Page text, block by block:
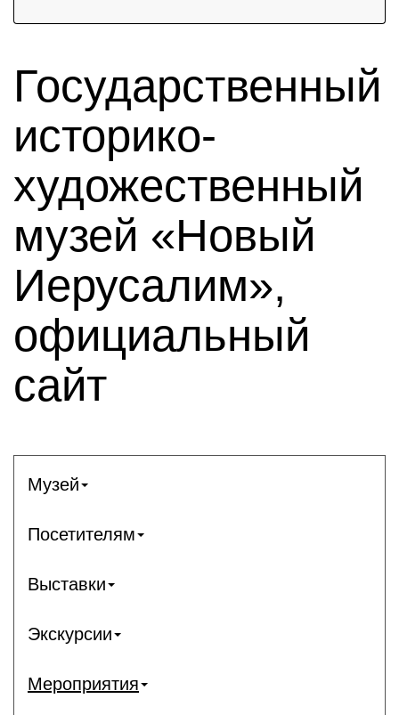
Государственный
историко-
художественный
музей «Новый
Иерусалим»,
официальный
сайт
Музей
Посетителям
Выставки
Экскурсии
Мероприятия